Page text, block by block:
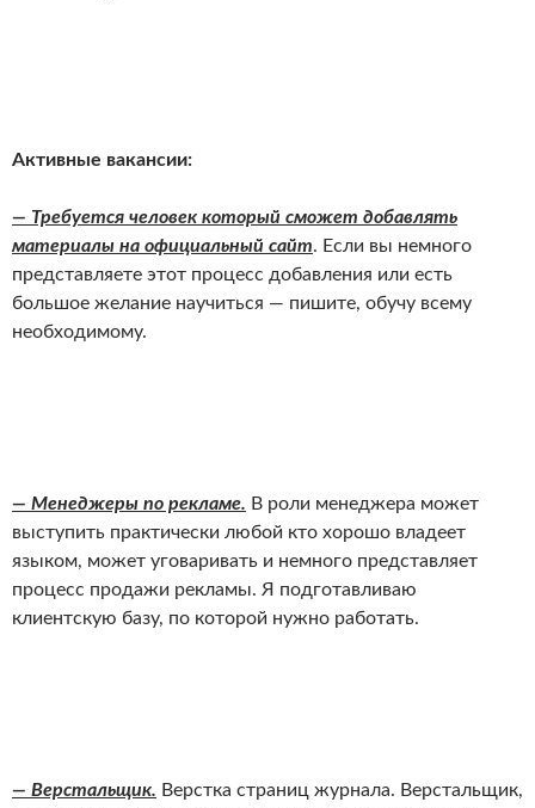
Активные вакансии:
— Требуется человек который сможет добавлять
материалы на официальный сайт. Если вы немного
представляете этот процесс добавления или есть
большое желание научиться — пишите, обучу всему
необходимому.
— Менеджеры по рекламе. В роли менеджера может
выступить практически любой кто хорошо владеет
языком, может уговаривать и немного представляет
процесс продажи рекламы. Я подготавливаю
клиентскую базу, по которой нужно работать.
— Верстальщик. Верстка страниц журнала. Верстальщик,